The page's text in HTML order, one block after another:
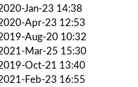
Jan-23 14:38
Apr-23 12:53
Aug-20 10:32
Mar-25 15:30
Oct-21 13:40
Feb-23 16:55